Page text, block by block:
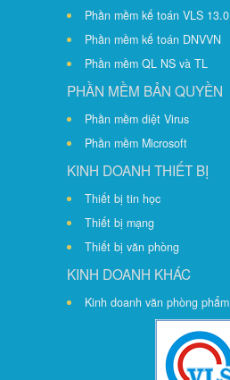
Phần mềm kế toán VLS 13.0
Phần mềm kế toán DNVVN
Phần mềm QL NS và TL
PHẦN MỀM BẢN QUYỀN
Phần mềm diệt Virus
Phần mềm Microsoft
KINH DOANH THIẾT BỊ
Thiết bị tin học
Thiết bị mạng
Thiết bị văn phòng
KINH DOANH KHÁC
Kinh doanh văn phòng phẩm